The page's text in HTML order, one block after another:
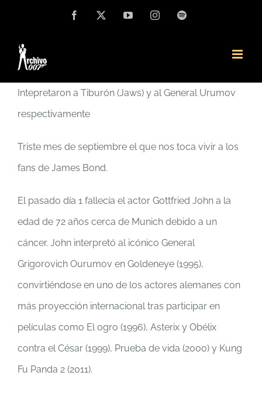
contenido
Facebook YouTubeInstagramSpotify
Intepretaron a Tiburón (Jaws) y al General Urumov
respectivamente
Triste mes de septiembre el que nos toca vivir a los
fans de James Bond.
El pasado día 1 fallecía el actor Gottfried John a la
edad de 72 años cerca de Munich debido a un
cáncer. John interpretó al icónico General
Grigorovich Ourumov en Goldeneye (1995),
convirtiéndose en uno de los actores alemanes con
más proyección internacional tras participar en
películas como El ogro (1996), Asterix y Obélix
contra el César (1999), Prueba de vida (2000) y Kung
Fu Panda 2 (2011).